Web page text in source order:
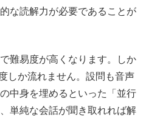
な読解力が必要であることが
難易度が高くなります。しか
しか流れません。設問も音声
中身を埋めるといった「並行
単純な会話が聞き取れれば解